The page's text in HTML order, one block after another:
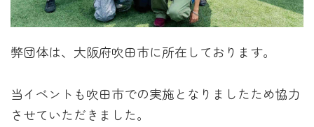
弊団体は、大阪府吹田市に所在しております。
当イベントも吹田市での実施となりましたため協力
させていただきました。